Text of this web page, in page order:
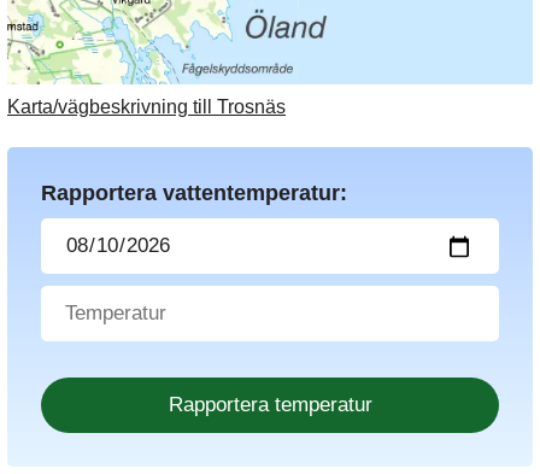
Karta/vägbeskrivning till Trosnäs
Rapportera vattentemperatur: